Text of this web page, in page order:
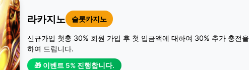
라카지노 슬롯카지노
신규가입 첫충 30% 회원 가입 후 첫 입금액에 대하여 30% 추가 충전을
하여 드립니다.
🎁 이벤트 5% 진행합니다.